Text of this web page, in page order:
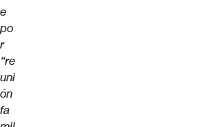
e
po
r
“re
uni
ón
fa